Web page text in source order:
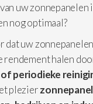
uw zonnepanelen
nog optimaal?
dat uw
rendement halen
periodieke
plezier